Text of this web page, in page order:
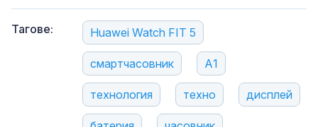
Тагове: Huawei Watch FIT 5
смартчасовник А1
технология техно дисплей